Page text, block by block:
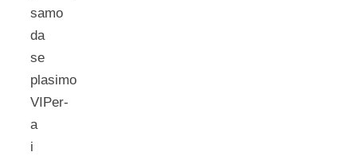
samo
da
se
plasimo
VIPer-
a
i